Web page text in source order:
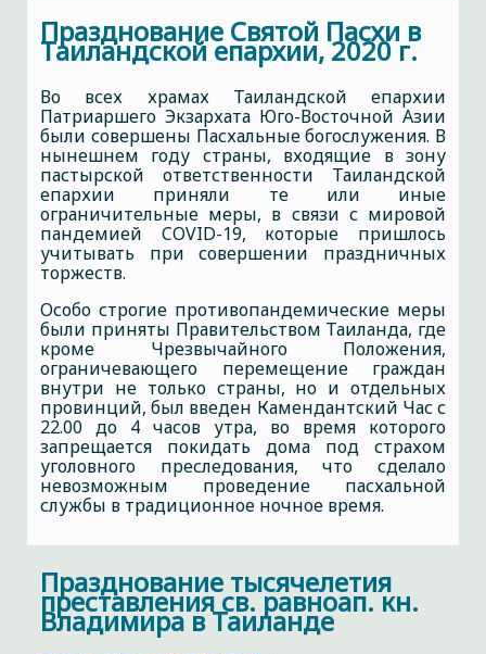
Празднование Святой Пасхи в
Таиландской епархии, 2020 г.
Во всех храмах Таиландской епархии
Патриаршего Экзархата Юго-Восточной Азии
были совершены Пасхальные богослужения. В
нынешнем году страны, входящие в зону
пастырской ответственности Таиландской
епархии приняли те или иные
ограничительные меры, в связи с мировой
пандемией COVID-19, которые пришлось
учитывать при совершении праздничных
торжеств.
Особо строгие противопандемические меры
были приняты Правительством Таиланда, где
кроме Чрезвычайного Положения,
ограничевающего перемещение граждан
внутри не только страны, но и отдельных
провинций, был введен Камендантский Час с
22.00 до 4 часов утра, во время которого
запрещается покидать дома под страхом
уголовного преследования, что сделало
невозможным проведение пасхальной
службы в традиционное ночное время.
Празднование тысячелетия
преставления св. равноап. кн.
Владимира в Таиланде